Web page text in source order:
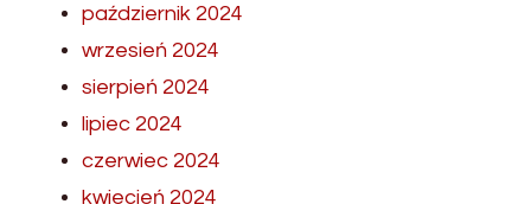
październik 2024
wrzesień 2024
sierpień 2024
lipiec 2024
czerwiec 2024
kwiecień 2024